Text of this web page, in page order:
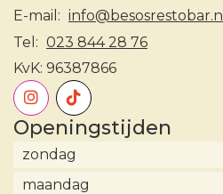
E-mail: info@besosrestobar.nl
Tel: 023 844 28 76
KvK: 96387866
Openingstijden
zondag
maandag